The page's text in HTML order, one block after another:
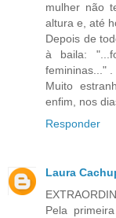
mulher não
altura e, até
Depois de
à baila:
femininas..." .
Muito
enfim, nos
Responder
Laura
Pela